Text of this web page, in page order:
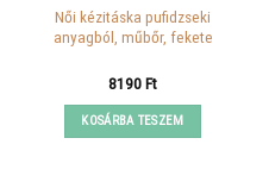
Női kézitáska pufidzseki
anyagból, műbőr, fekete
8190Ft
KOSÁRBA TESZEM